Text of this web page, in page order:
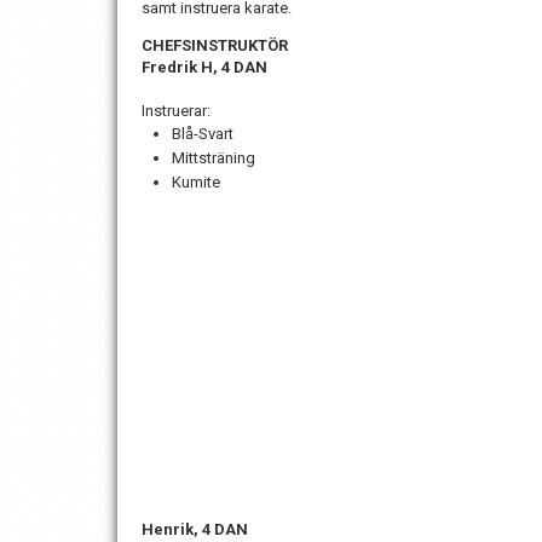
samt instruera karate.
CHEFSINSTRUKTÖR
Fredrik H, 4 DAN
Instruerar:
Blå-Svart
Mittsträning
Kumite
Henrik, 4 DAN